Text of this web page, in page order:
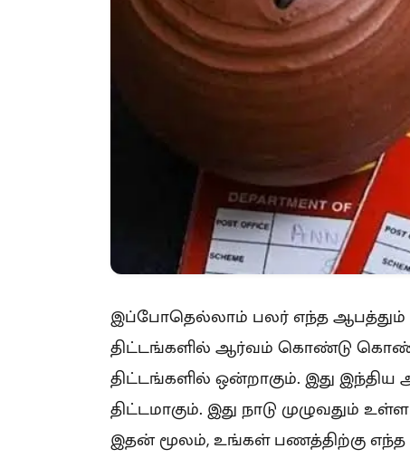
இப்போதெல்லாம் பலர் எந்த
திட்டங்களில் ஆர்வம் கொண்டு
திட்டங்களில் ஒன்றாகும். இது இந்திய
திட்டமாகும். இது நாடு முழுவதும்
இதன் மூலம், உங்கள் பணத்திற்கு